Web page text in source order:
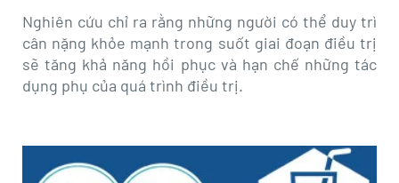
Nghiên cứu chỉ ra rằng những người có thể duy trì
cân nặng khỏe mạnh trong suốt giai đoạn điều trị
sẽ tăng khả năng hồi phục và hạn chế những tác
dụng phụ của quá trình điều trị.